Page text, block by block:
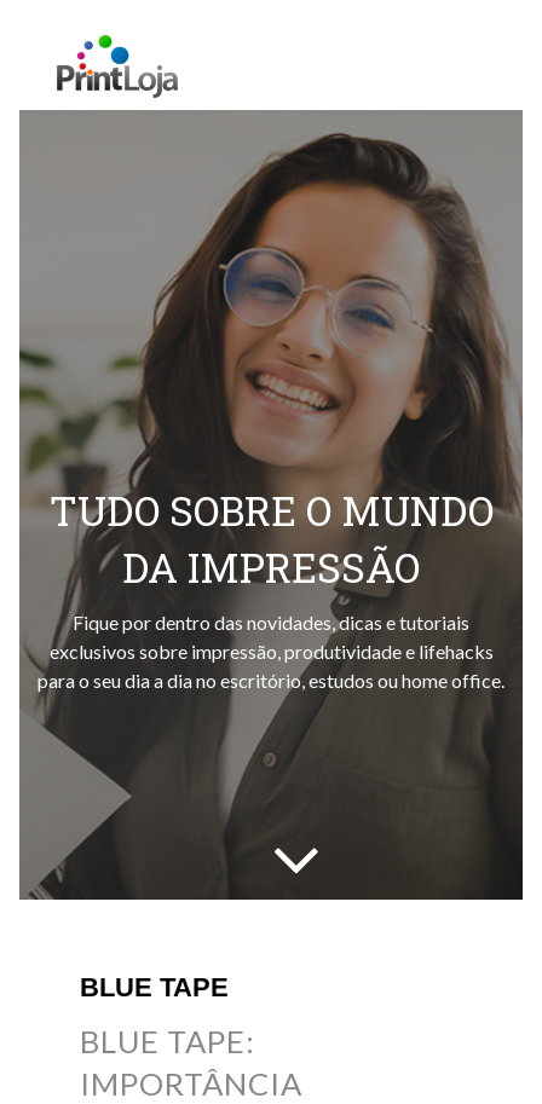
TUDO SOBRE O MUNDO
DA IMPRESSÃO
Fique por dentro das novidades, dicas e tutoriais
exclusivos sobre impressão, produtividade e lifehacks
para o seu dia a dia no escritório, estudos ou home office.
BLUE TAPE
BLUE TAPE:
IMPORTÂNCIA